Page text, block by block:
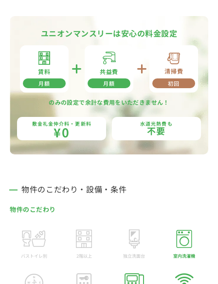
ユニオンマンスリーは安心の料金設定
賃料
月額
共益費
月額
清掃費
初回
のみの設定で余計な費用をいただきません！
敷金礼金仲介料・更新料
¥0 水道光熱費も
不要
物件のこだわり・設備・条件
物件のこだわり
バストイレ別 2階以上 独立洗面台 室内洗濯機